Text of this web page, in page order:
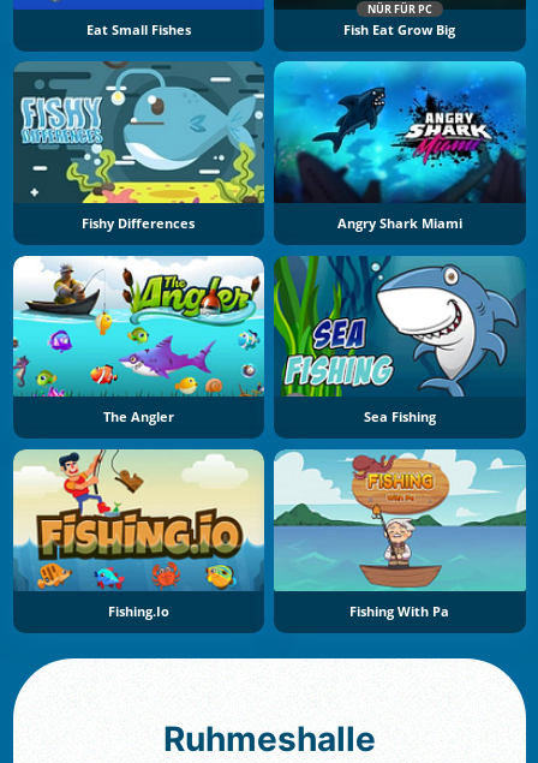
Eat Small Fishes
NÜR FÜR PC
Fish Eat Grow Big
Fishy Differences Angry Shark Miami
The Angler Sea Fishing
Fishing.io Fishing With Pa
Ruhmeshalle